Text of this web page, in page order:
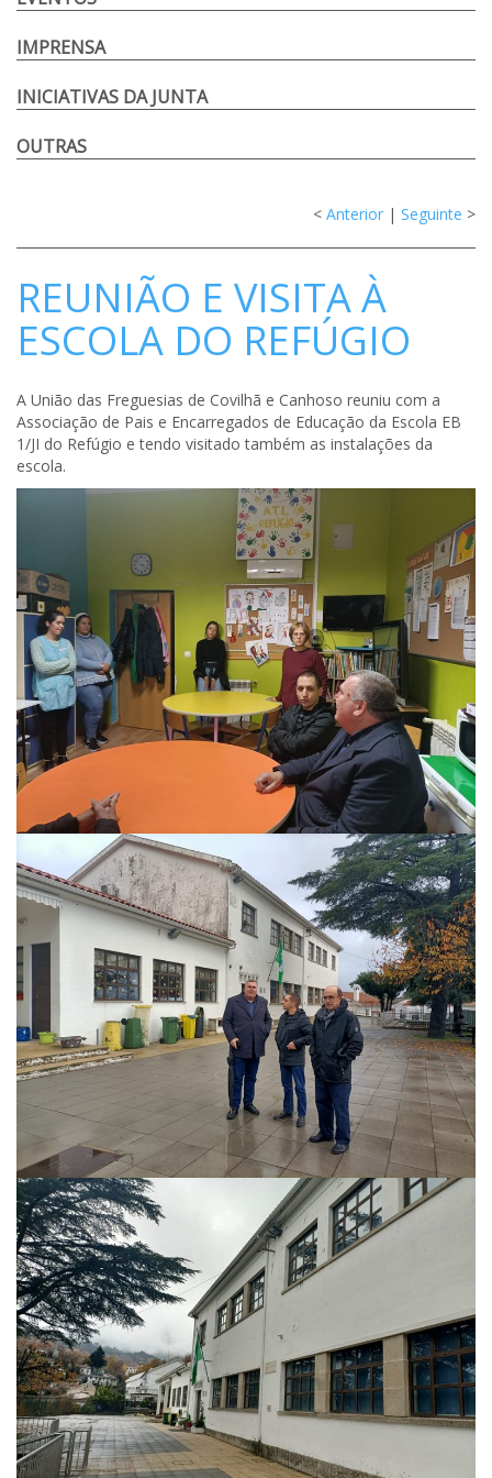
IMPRENSA
INICIATIVAS DA JUNTA
OUTRAS
< Anterior | Seguinte >
REUNIÃO E VISITA À
ESCOLA DO REFÚGIO
A União das Freguesias de Covilhã e Canhoso reuniu com a
Associação de Pais e Encarregados de Educação da Escola EB
1/JI do Refúgio e tendo visitado também as instalações da
escola.